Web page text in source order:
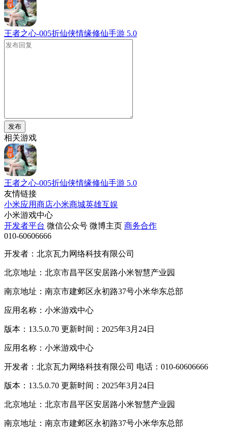
王者之心-005折仙侠情缘修仙手游 5.0
发布
相关游戏
王者之心-005折仙侠情缘修仙手游 5.0
友情链接
小米应用商店小米商城英雄互娱
小米游戏中心
开发者平台 微信公众号 微博主页 商务合作
010-60606666
开发者：北京瓦力网络科技有限公司
北京地址：北京市昌平区安居路小米智慧产业园
南京地址：南京市建邺区永初路37号小米华东总部
应用名称：小米游戏中心
版本：13.5.0.70 更新时间：2025年3月24日
应用名称：小米游戏中心
开发者：北京瓦力网络科技有限公司 电话：010-60606666
版本：13.5.0.70 更新时间：2025年3月24日
北京地址：北京市昌平区安居路小米智慧产业园
南京地址：南京市建邺区永初路37号小米华东总部